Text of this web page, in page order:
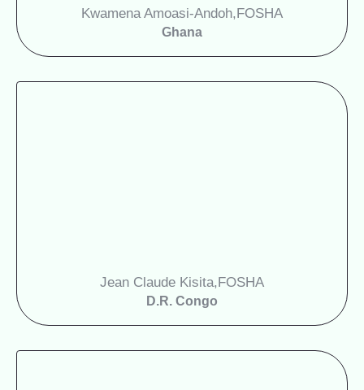
Kwamena Amoasi-Andoh,FOSHA
Ghana
Jean Claude Kisita,FOSHA
D.R. Congo